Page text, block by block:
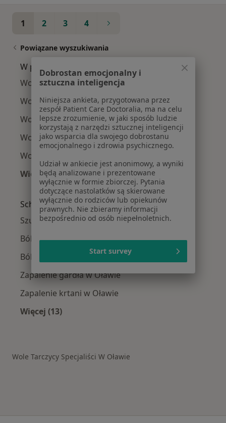
1 2 3 4
Powiązane wyszukiwania
W pobliżu Oławy
Wole tarczycy w Wrocławiu
Wole tarczycy w Trzebnicy
Wole tarczycy w Strzelinie
Wole tarczycy w Bielanach Wrocławskich
Wole tarczycy w Oleśnicy
Więcej (5)
Więcej w kategorii: W pobliżu Oławy
Schorzenia w Oławie
Szum w uszach w Oławie
Ból uszu w Oławie
Ból zatok w Oławie
Zapalenie gardła w Oławie
Zapalenie krtani w Oławie
Więcej (13)
Wole Tarczycy Specjaliści W Oławie
Dobrostan emocjonalny i
sztuczna inteligencja
Niniejsza ankieta, przygotowana przez
zespół Patient Care Doctoralia, ma na celu
lepsze zrozumienie, w jaki sposób ludzie
korzystają z narzędzi sztucznej inteligencji
jako wsparcia dla swojego dobrostanu
emocjonalnego i zdrowia psychicznego.
Udział w ankiecie jest anonimowy, a wyniki
będą analizowane i prezentowane
wyłącznie w formie zbiorczej. Pytania
dotyczące nastolatków są skierowane
wyłącznie do rodziców lub opiekunów
prawnych. Nie zbieramy informacji
bezpośrednio od osób niepełnoletnich.
Start survey